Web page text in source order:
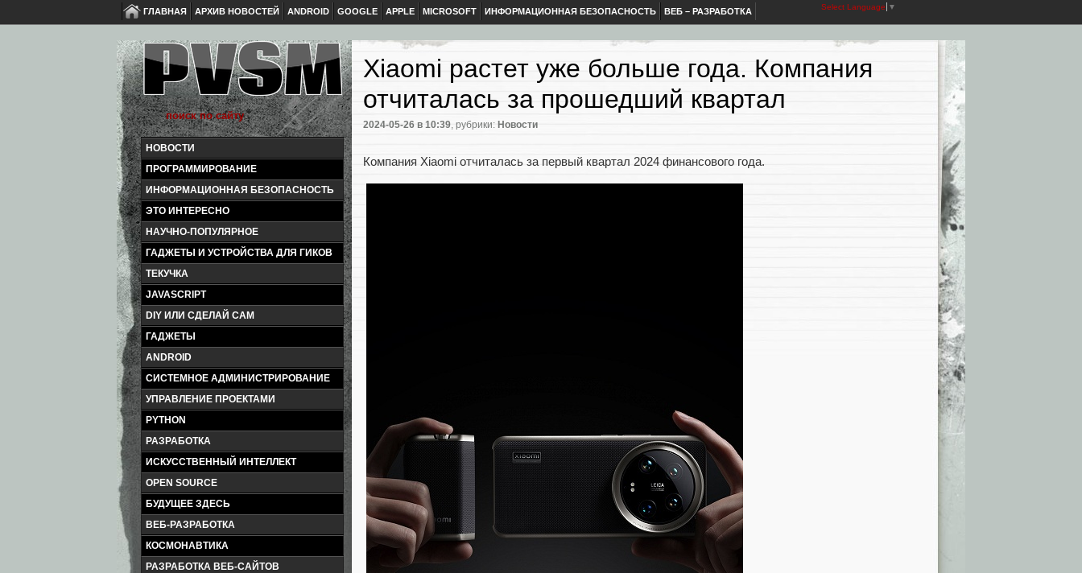
ГЛАВНАЯ АРХИВ НОВОСТЕЙ ANDROID GOOGLE APPLE MICROSOFT ИНФОРМАЦИОННАЯ БЕЗОПАСНОСТЬ ВЕБ – РАЗРАБОТКА Select Language ▼
НОВОСТИ
ПРОГРАММИРОВАНИЕ
ИНФОРМАЦИОННАЯ БЕЗОПАСНОСТЬ
ЭТО ИНТЕРЕСНО
НАУЧНО-ПОПУЛЯРНОЕ
ГАДЖЕТЫ И УСТРОЙСТВА ДЛЯ ГИКОВ
ТЕКУЧКА
JAVASCRIPT
DIY ИЛИ СДЕЛАЙ САМ
ГАДЖЕТЫ
ANDROID
СИСТЕМНОЕ АДМИНИСТРИРОВАНИЕ
УПРАВЛЕНИЕ ПРОЕКТАМИ
PYTHON
РАЗРАБОТКА
ИСКУССТВЕННЫЙ ИНТЕЛЛЕКТ
OPEN SOURCE
БУДУЩЕЕ ЗДЕСЬ
ВЕБ-РАЗРАБОТКА
КОСМОНАВТИКА
РАЗРАБОТКА ВЕБ-САЙТОВ
Xiaomi растет уже больше года. Компания
отчиталась за прошедший квартал
2024-05-26 в 10:39, рубрики: Новости
Компания Xiaomi отчиталась за первый квартал 2024 финансового года.